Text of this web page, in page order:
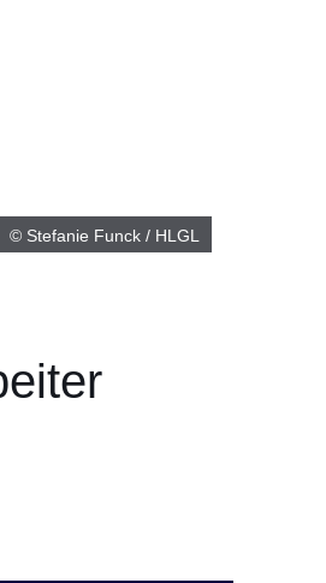
© Stefanie Funck / HLGL